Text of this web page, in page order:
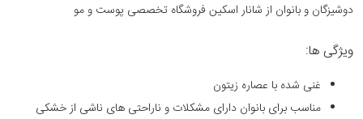
دوشیزگان و بانوان از شانار اسکین فروشگاه تخصصی پوست و مو
ویژگی ها:
غنی شده با عصاره زیتون
مناسب برای بانوان دارای مشکلات و ناراحتی های ناشی از خشکی